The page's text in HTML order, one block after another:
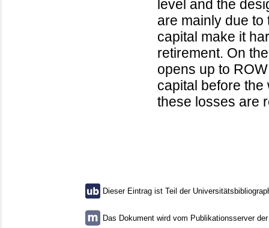
level and the
are mainly due to
capital make it
retirement. On
opens up to
capital before
these losses are
Dieser Eintrag ist Teil der
Das Dokument wird vom Publikationsserver